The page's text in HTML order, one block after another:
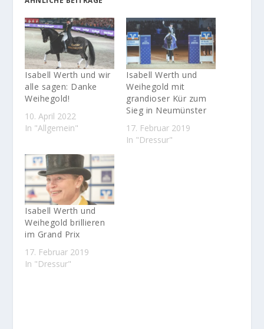
Isabell Werth und wir
alle sagen: Danke
Weihegold!
10. April 2022
In "Allgemein"
Isabell Werth und
Weihegold mit
grandioser Kür zum
Sieg in Neumünster
17. Februar 2019
In "Dressur"
Isabell Werth und
Weihegold brillieren
im Grand Prix
17. Februar 2019
In "Dressur"